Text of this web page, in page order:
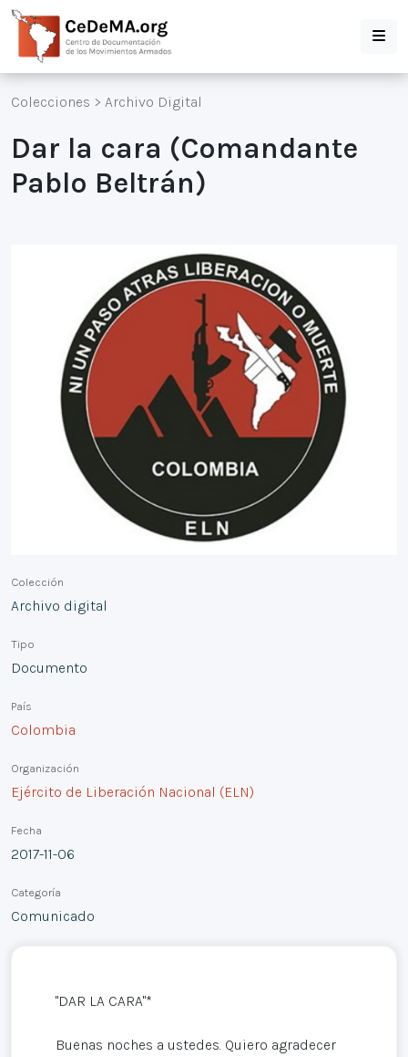
Colecciones > Archivo Digital
Dar la cara (Comandante
Pablo Beltrán)
Colección
Archivo digital
Tipo
Documento
País
Colombia
Organización
Ejército de Liberación Nacional (ELN)
Fecha
2017-11-06
Categoría
Comunicado
"DAR LA CARA"*
Buenas noches a ustedes. Quiero agradecer